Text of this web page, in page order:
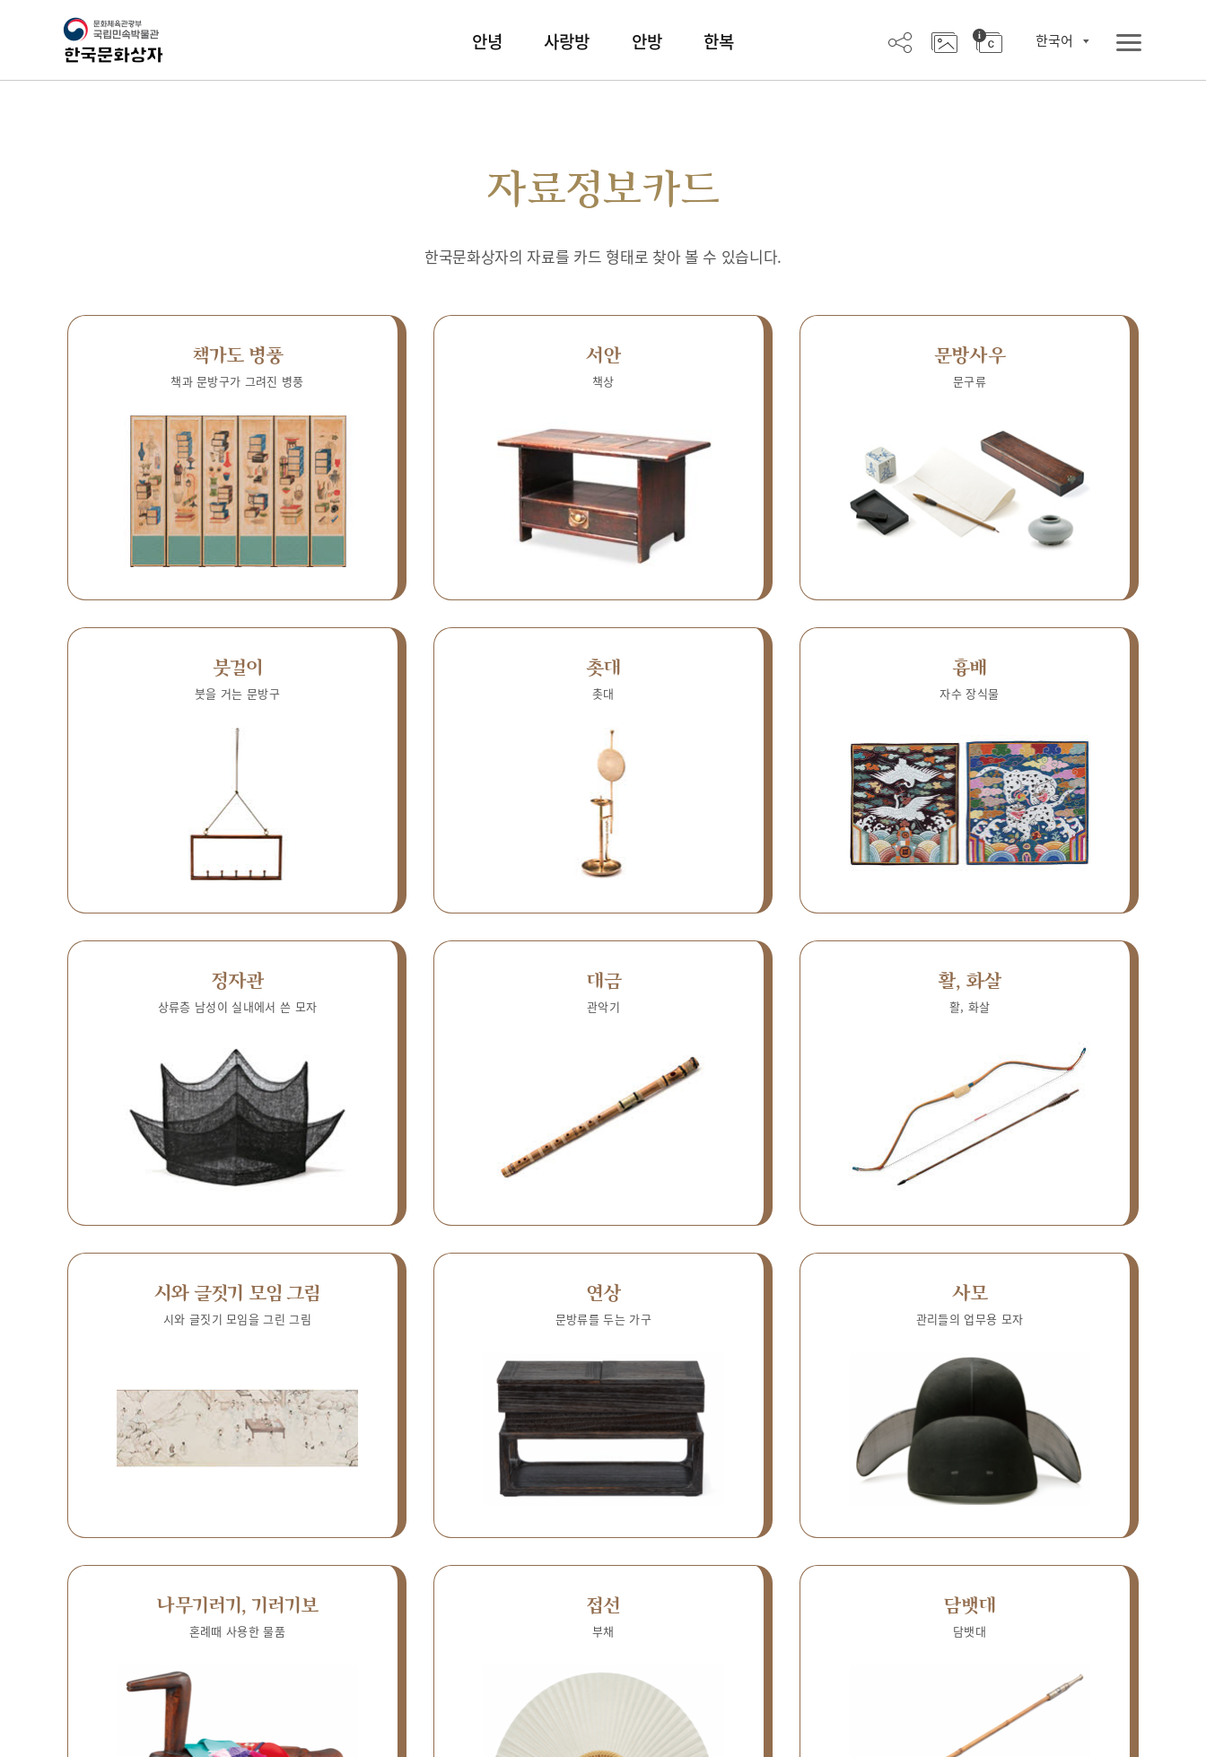
안녕 사랑방 안방 한복 한국어
자료정보카드
한국문화상자의 자료를 카드 형태로 찾아 볼 수 있습니다.
책가도 병풍
책과 문방구가 그려진 병풍
서안
책상
문방사우
문구류
붓걸이
붓을 거는 문방구
촛대
촛대
흉배
자수 장식물
정자관
상류층 남성이 실내에서 쓴 모자
대금
관악기
활, 화살
활, 화살
시와 글짓기 모임 그림
시와 글짓기 모임을 그린 그림
연상
문방류를 두는 가구
사모
관리들의 업무용 모자
나무기러기, 기러기보
혼례때 사용한 물품
접선
부채
담뱃대
담뱃대